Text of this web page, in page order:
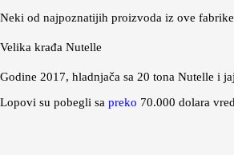
Neki od najpoznatijih proizvoda iz ove fabrike
Velika krađa Nutelle
Godine 2017, hladnjača sa 20 tona Nutelle i
Lopovi su pobegli sa preko 70.000 dolara